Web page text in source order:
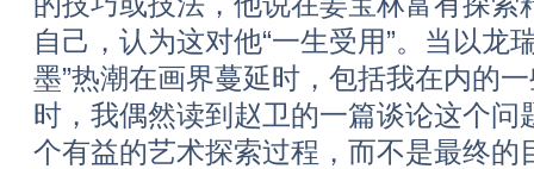
自己，认为这对他“一生受用”。当以龙
墨”热潮在画界蔓延时，包括我在内的
时，我偶然读到赵卫的一篇谈论这个问
个有益的艺术探索过程，而不是最终的